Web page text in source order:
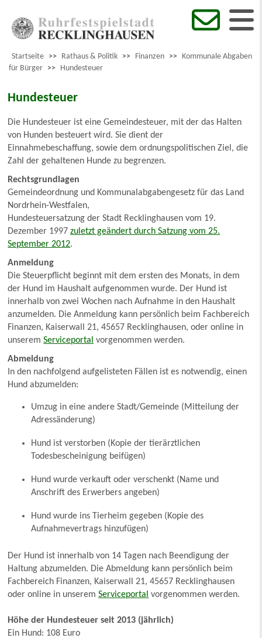
Startseite >> Rathaus & Politik >> Finanzen >> Kommunale Abgaben
für Bürger >> Hundesteuer
Hundesteuer
Die Hundesteuer ist eine Gemeindesteuer, mit der das Halten
von Hunden besteuert wird. Sie dient der
Einnahmebeschaffung, sowie dem ordnungspolitischen Ziel, die
Zahl der gehaltenen Hunde zu begrenzen.
Rechtsgrundlagen
Gemeindeordnung und Kommunalabgabengesetz für das Land
Nordrhein-Westfalen,
Hundesteuersatzung der Stadt Recklinghausen vom 19.
Dezember 1997zuletzt geändert durch Satzung vom 25.
September 2012.
Anmeldung
Die Steuerpflicht beginnt mit dem ersten des Monats, in dem
der Hund im Haushalt aufgenommen wurde. Der Hund ist
innerhalb von zwei Wochen nach Aufnahme in den Haushalt
anzumelden. Die Anmeldung kann persönlich beim Fachbereich
Finanzen, Kaiserwall 21, 45657 Recklinghausen, oder online in
unseremServiceportal vorgenommen werden.
Abmeldung
In den nachfolgend aufgelisteten Fällen ist es notwendig, einen
Hund abzumelden:
Umzug in eine andere Stadt/Gemeinde (Mitteilung der
Adressänderung)
Hund ist verstorben (Kopie der tierärztlichen
Todesbescheinigung beifügen)
Hund wurde verkauft oder verschenkt (Name und
Anschrift des Erwerbers angeben)
Hund wurde ins Tierheim gegeben (Kopie des
Aufnahmevertrags hinzufügen)
Der Hund ist innerhalb von 14 Tagen nach Beendigung der
Haltung abzumelden. Die Abmeldung kann persönlich beim
Fachbereich Finanzen, Kaiserwall 21, 45657 Recklinghausen
oder online in unseremServiceportal vorgenommen werden.
Höhe der Hundesteuer seit 2013 (jährlich)
Ein Hund: 108 Euro